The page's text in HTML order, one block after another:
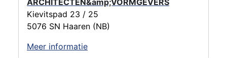
ARCHITECTEN&amp;VORMGEVERS
Kievitspad 23 / 25
5076 SN Haaren (NB)
Meer informatie